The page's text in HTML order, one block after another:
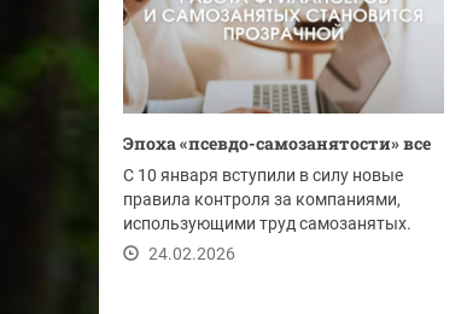
Эпоха «псевдо-самозанятости» все
С 10 января вступили в силу новые
правила контроля за компаниями,
использующими труд самозанятых.
Они напрямую...
24.02.2026